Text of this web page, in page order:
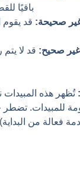
باقيًا
صحيحة: قد يقوم
صحيح: قد لا
تُظهر هذه المبيدات
للمبيدات. تضطر
فعالة من